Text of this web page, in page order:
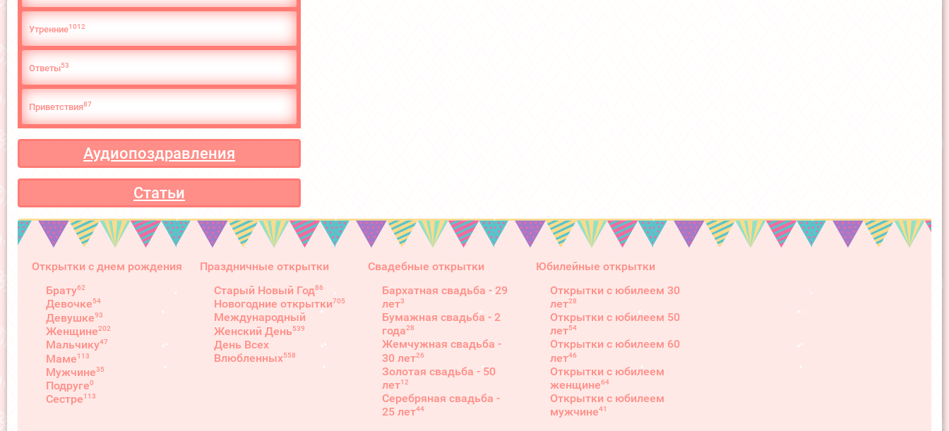
Утренние1012
Ответы53
Приветствия87
Аудиопоздравления
Статьи
Открытки с днем рождения
Брату62
Девочке54
Девушке93
Женщине202
Мальчику47
Маме113
Мужчине35
Подруге0
Сестре113
Праздничные открытки
Старый Новый Год86
Новогодние открытки705
Международный
Женский День539
День Всех
Влюбленных558
Свадебные открытки
Бархатная свадьба - 29
лет3
Бумажная свадьба - 2
года28
Жемчужная свадьба -
30 лет26
Золотая свадьба - 50
лет12
Серебряная свадьба -
25 лет44
Юбилейные открытки
Открытки с юбилеем 30
лет28
Открытки с юбилеем 50
лет54
Открытки с юбилеем 60
лет46
Открытки с юбилеем
женщине64
Открытки с юбилеем
мужчине41